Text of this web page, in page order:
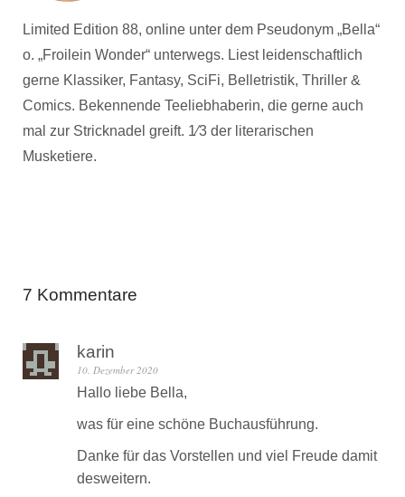
Limited Edition 88, online unter dem Pseudonym „Bella“
o. „Froilein Wonder“ unterwegs. Liest leidenschaftlich
gerne Klassiker, Fantasy, SciFi, Belletristik, Thriller &
Comics. Bekennende Teeliebhaberin, die gerne auch
mal zur Stricknadel greift. 1⁄3 der literarischen
Musketiere.
7 Kommentare
karin
10. Dezember 2020
Hallo liebe Bella,
was für eine schöne Buchausführung.
Danke für das Vorstellen und viel Freude damit
desweitern.